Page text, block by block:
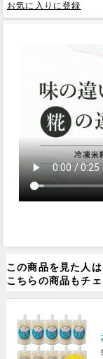
お気に入りに登録
この商品を見た人は
こちらの商品もチ